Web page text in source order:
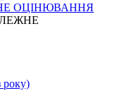
ОЦІНЮВАННЯ